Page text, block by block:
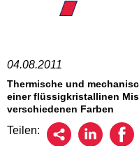
☰ 2011
04.08.2011
Thermische und
einer flüssigkristallinen
verschiedenen Farben
Teilen: